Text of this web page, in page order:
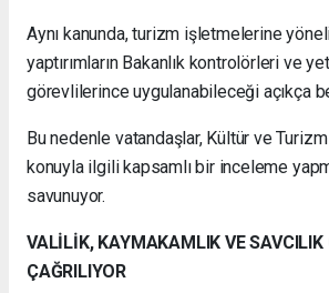
Aynı kanunda, turizm işletmelerine
yaptırımların Bakanlık kontrolörleri ve
görevlilerince uygulanabileceği açıkça
Bu nedenle vatandaşlar, Kültür ve Turizm
konuyla ilgili kapsamlı bir inceleme
savunuyor.
VALİLİK, KAYMAKAMLIK VE SAVCILIK
ÇAĞRILIYOR